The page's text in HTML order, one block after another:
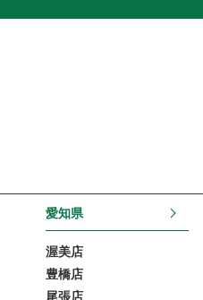
愛知県
渥美店
豊橋店
尾張店